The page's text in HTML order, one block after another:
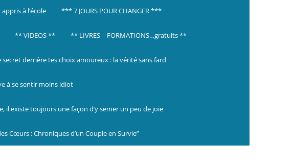
à l’école *** 7 JOURS POUR CHANGER ***
** VIDEOS ** ** LIVRES – FORMATIONS…gratuits **
secret derrière tes choix amoureux : la vérité sans fard
à se sentir moins idiot
il existe toujours une façon d’y semer un peu de joie
Cœurs : Chroniques d’un Couple en Survie”